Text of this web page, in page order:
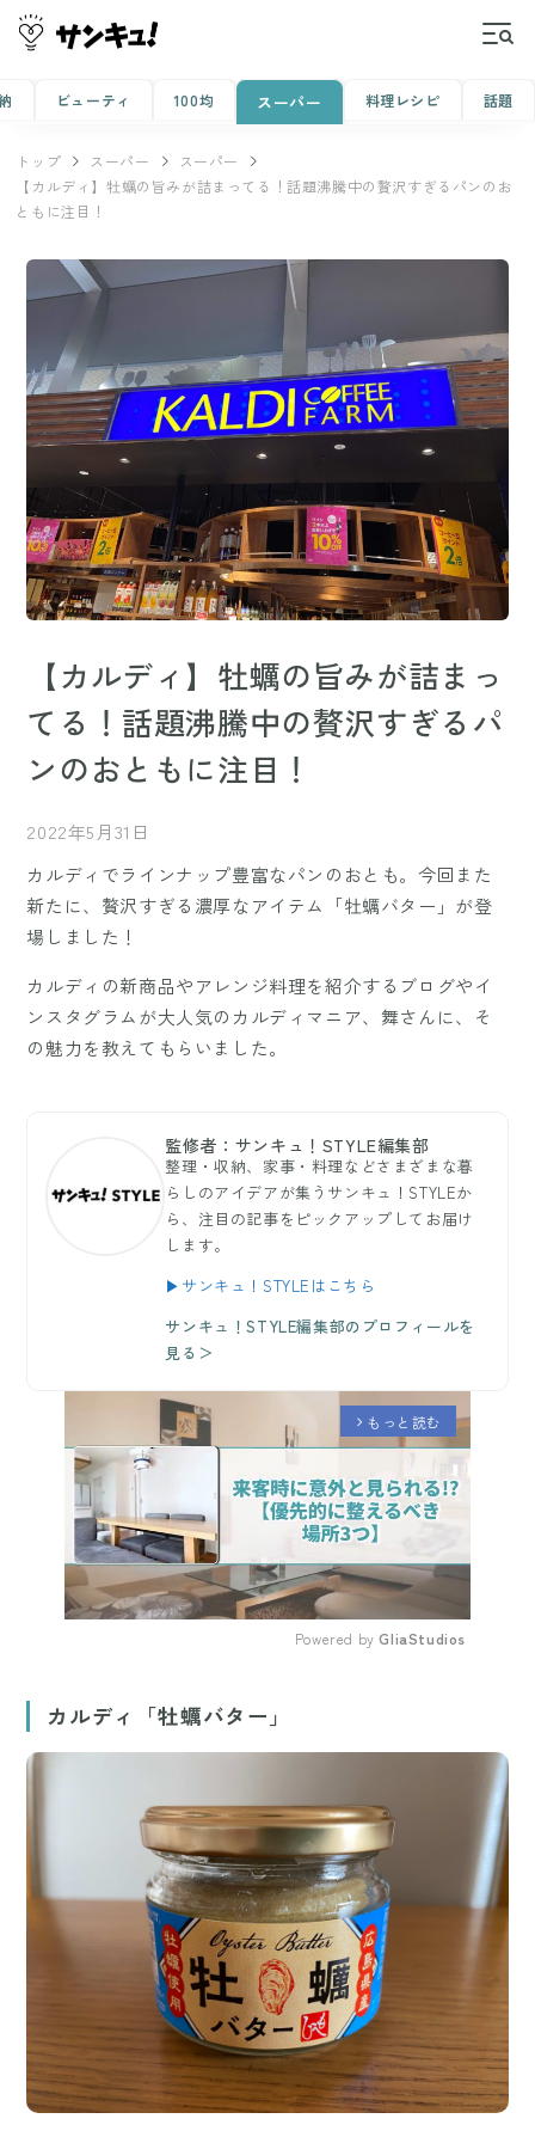
ビューティ 100均 スーパー 料理レシピ 話題
トップ スーパー
スーパー
【カルディ】牡蠣の旨みが詰まってる！話題沸騰中の贅沢すぎるパンのお
ともに注目！
【カルディ】牡蠣の旨みが詰まっ
てる！話題沸騰中の贅沢すぎるパ
ンのおともに注目！
2022年5月31日
カルディでラインナップ豊富なパンのおとも。今回また
新たに、贅沢すぎる濃厚なアイテム「牡蠣バター」が登
場しました！
カルディの新商品やアレンジ料理を紹介するブログやイ
ンスタグラムが大人気のカルディマニア、舞さんに、そ
の魅力を教えてもらいました。
監修者：サンキュ！STYLE編集部
整理・収納、家事・料理などさまざまな暮
らしのアイデアが集うサンキュ！STYLEか
ら、注目の記事をピックアップしてお届け
します。
▶サンキュ！STYLEはこちら
サンキュ！STYLE編集部のプロフィールを
見る＞
arrow_forward_ios もっと読む
Powered by GliaStudios
カルディ「牡蠣バター」